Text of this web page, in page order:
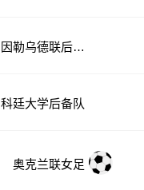
因勒乌德联后备